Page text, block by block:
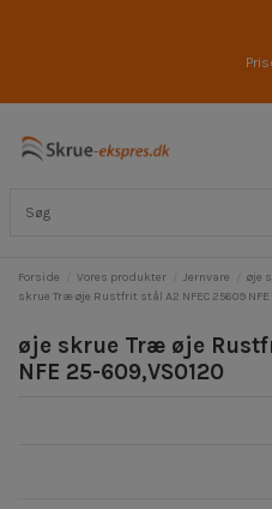
Forside Vores produkter Jernvare øje
skrue Træ øje Rustfrit stål A2 NFEC 25609 NFE
øje skrue Træ øje
NFE 25-609,VS0120